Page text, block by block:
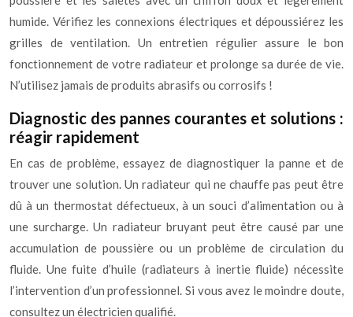
humide. Vérifiez les connexions électriques et dépoussiérez les
grilles de ventilation. Un entretien régulier assure le bon
fonctionnement de votre radiateur et prolonge sa durée de vie.
N’utilisez jamais de produits abrasifs ou corrosifs !
Diagnostic des pannes courantes et solutions :
réagir rapidement
En cas de problème, essayez de diagnostiquer la panne et de
trouver une solution. Un radiateur qui ne chauffe pas peut être
dû à un thermostat défectueux, à un souci d’alimentation ou à
une surcharge. Un radiateur bruyant peut être causé par une
accumulation de poussière ou un problème de circulation du
fluide. Une fuite d’huile (radiateurs à inertie fluide) nécessite
l’intervention d’un professionnel. Si vous avez le moindre doute,
consultez un électricien qualifié.